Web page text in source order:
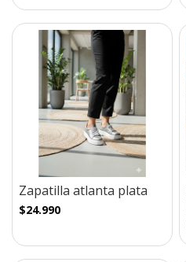
Zapatilla atlanta plata
$24.990